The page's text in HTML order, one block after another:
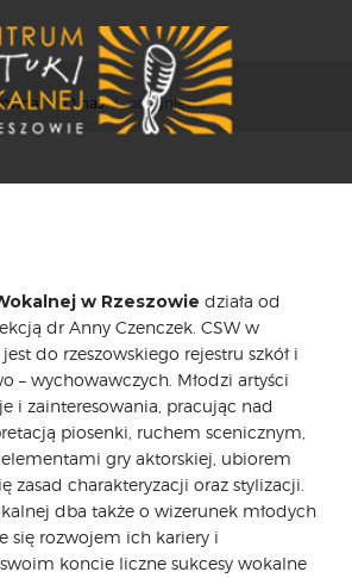
/ O nas / osiągnięcia
w Rzeszowie działa od
dr Anny Czenczek. CSW w
do rzeszowskiego rejestru szkół i
– wychowawczych. Młodzi artyści
i zainteresowania, pracując nad
piosenki, ruchem scenicznym,
gry aktorskiej, ubiorem
zasad charakteryzacji oraz stylizacji.
dba także o wizerunek młodych
się rozwojem ich kariery i
koncie liczne sukcesy wokalne